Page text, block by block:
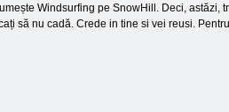
Windsurfing pe SnowHill. Deci, astăzi,
să nu cadă. Crede in tine si vei reusi.